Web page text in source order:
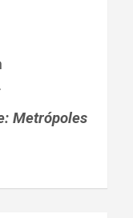
Metrópoles